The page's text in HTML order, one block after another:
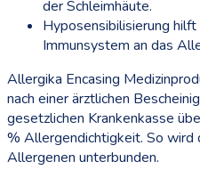
der Schleimhäute.
Hyposensibilisierung
Immunsystem an das
Allergika Encasing
nach einer ärztlichen
gesetzlichen Krankenkasse
% Allergendichtigkeit. So wird
Allergenen unterbunden.